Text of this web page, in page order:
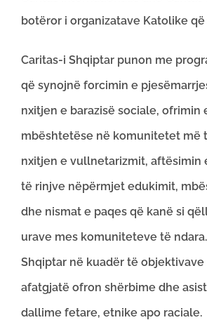
botëror i organizatave Katolike
Caritas-i Shqiptar punon me
që synojnë forcimin e
nxitjen e barazisë sociale, ofrimin
mbështetëse në komunitetet më
nxitjen e vullnetarizmit, aftësimin
të rinjve nëpërmjet edukimit,
dhe nismat e paqes që kanë si
urave mes komuniteteve të
Shqiptar në kuadër të
afatgjatë ofron shërbime dhe
dallime fetare, etnike apo raciale.